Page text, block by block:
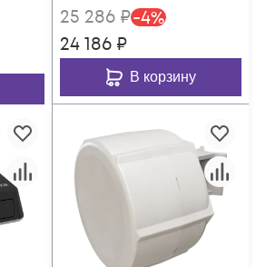
25 286 ₽-4%
24 186 ₽
В корзину